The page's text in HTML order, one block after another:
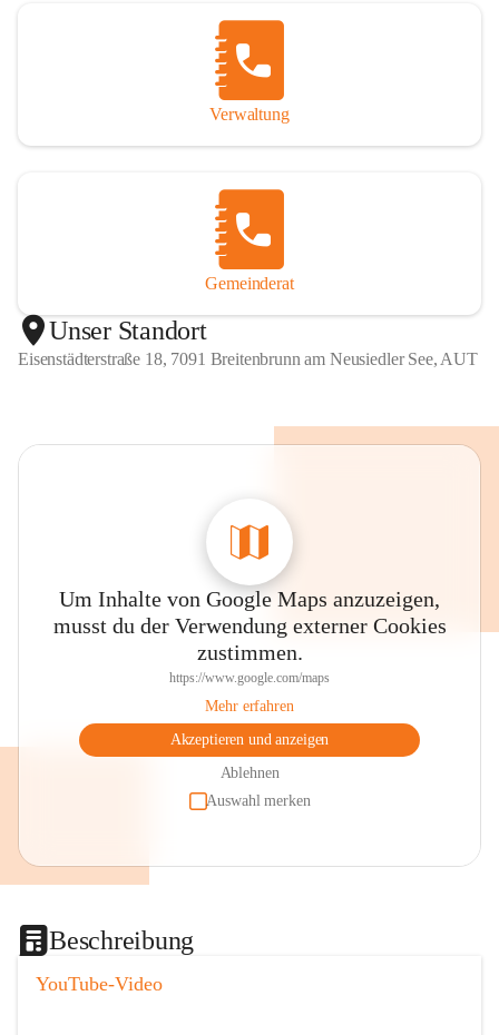
Verwaltung
Gemeinderat
Unser Standort
Eisenstädterstraße 18, 7091 Breitenbrunn am Neusiedler See, AUT
Um Inhalte von Google Maps anzuzeigen,
musst du der Verwendung externer Cookies
zustimmen.
https://www.google.com/maps
Mehr erfahren
Akzeptieren und anzeigen
Ablehnen
Auswahl merken
Beschreibung
YouTube-Video